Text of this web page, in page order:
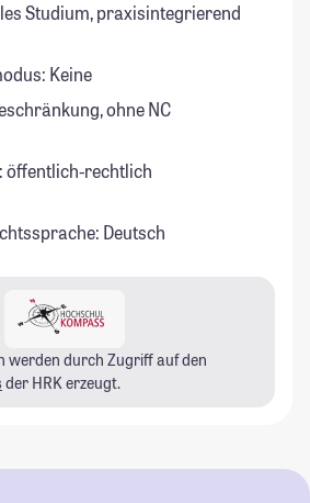
Studium, praxisintegrierend
Keine
ohne NC
öffentlich-rechtlich
Deutsch
werden durch Zugriff auf den
der HRK erzeugt.